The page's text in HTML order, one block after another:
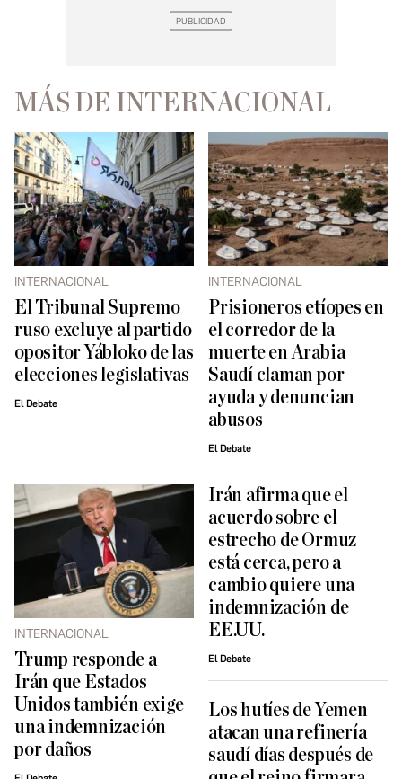
MÁS DE INTERNACIONAL
INTERNACIONAL
El Tribunal Supremo
ruso excluye al partido
opositor Yábloko de las
elecciones legislativas
El Debate
INTERNACIONAL
Prisioneros etíopes en
el corredor de la
muerte en Arabia
Saudí claman por
ayuda y denuncian
abusos
El Debate
INTERNACIONAL
Trump responde a
Irán que Estados
Unidos también exige
una indemnización
por daños
Irán afirma que el
acuerdo sobre el
estrecho de Ormuz
está cerca, pero a
cambio quiere una
indemnización de
EE.UU.
El Debate
Los hutíes de Yemen
atacan una refinería
saudí días después de